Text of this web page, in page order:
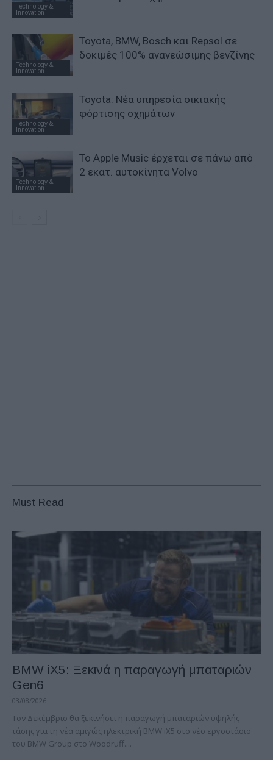
Technology &
Innovation
Technology &
Innovation
Toyota, BMW, Bosch και Repsol σε
δοκιμές 100% ανανεώσιμης βενζίνης
Technology &
Innovation
Toyota: Νέα υπηρεσία οικιακής
φόρτισης οχημάτων
Technology &
Innovation
Το Apple Music έρχεται σε πάνω από
2 εκατ. αυτοκίνητα Volvo
Must Read
BMW iX5: Ξεκινά η παραγωγή μπαταριών
Gen6
03/08/2026
Τον Δεκέμβριο θα ξεκινήσει η παραγωγή μπαταριών υψηλής
τάσης για τη νέα αμιγώς ηλεκτρική BMW iX5 στο νέο εργοστάσιο
του BMW Group στο Woodruff....